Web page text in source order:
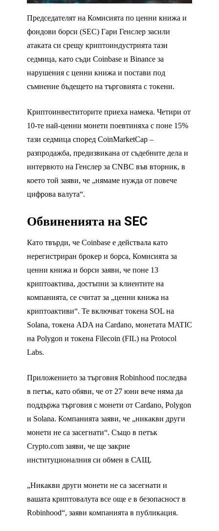
Председателят на Комисията по ценни книжа и
фондови борси (SEC) Гари Генслер засили
атаката си срещу криптоиндустрията тази
седмица, като съди Coinbase и Binance за
нарушения с ценни книжа и постави под
съмнение бъдещето на търговията с токени.
Криптоинвеститорите приеха намека. Четири от
10-те най-ценни монети поевтиняха с поне 15%
тази седмица според CoinMarketCap –
разпродажба, предизвикана от съдебните дела и
интервюто на Генслер за CNBC във вторник, в
което той заяви, че „нямаме нужда от повече
цифрова валута“.
Обвиненията на SEC
Като твърди, че Coinbase е действала като
нерегистриран брокер и борса, Комисията за
ценни книжа и борси заяви, че поне 13
криптоактива, достъпни за клиентите на
компанията, се считат за „ценни книжа на
криптоактиви“. Те включват токена SOL на
Solana, токена ADA на Cardano, монетата MATIC
на Polygon и токена Filecoin (FIL) на Protocol
Labs.
Приложението за търговия Robinhood последва
в петък, като обяви, че от 27 юни вече няма да
поддържа търговия с монети от Cardano, Polygon
и Solana. Компанията заяви, че „никакви други
монети не са засегнати“. Също в петък
Crypto.com заяви, че ще закрие
институционалния си обмен в САЩ.
„Никакви други монети не са засегнати и
вашата криптовалута все още е в безопасност в
Robinhood“, заяви компанията в публикация.